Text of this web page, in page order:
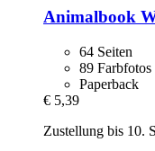
Animalbook
64 Seiten
89 Farbfotos
Paperback
€ 5,39
Zustellung bis 10.